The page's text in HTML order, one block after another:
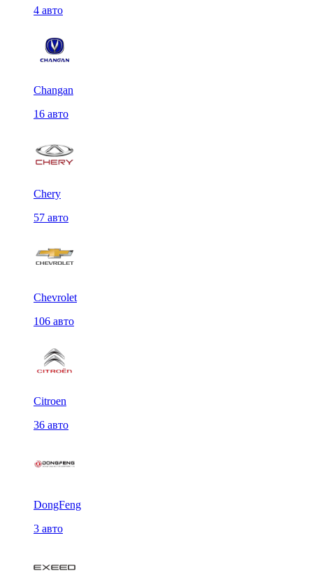
4 авто
Changan
16 авто
Chery
57 авто
Chevrolet
106 авто
Citroen
36 авто
DongFeng
3 авто